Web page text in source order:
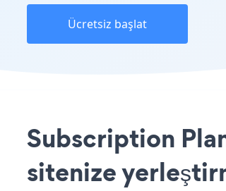
Ücretsiz başlat
Subscription
sitenize